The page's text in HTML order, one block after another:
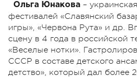
Ольга Юнакова –
фестивалей «Славянский
игры», «Червона Рута» и др.
сцену в 4 года в российской
«Веселые нотки».
СССР в составе детского
детство», который дал более